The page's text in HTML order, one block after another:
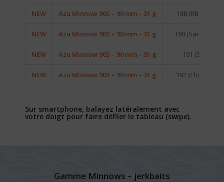
NEW Azu Minnow 90S – 90 mm – 31 g 188 (RB Iwashi)
NEW Azu Minnow 90S – 90 mm – 31 g 190 (Sardine 25)
NEW Azu Minnow 90S – 90 mm – 31 g 191 (Sprat)
NEW Azu Minnow 90S – 90 mm – 31 g 192 (Cloud Sky)
Sur smartphone, balayez latéralement avec
votre doigt pour faire défiler le tableau (swipe).
Gamme Minnows – jerkbaits